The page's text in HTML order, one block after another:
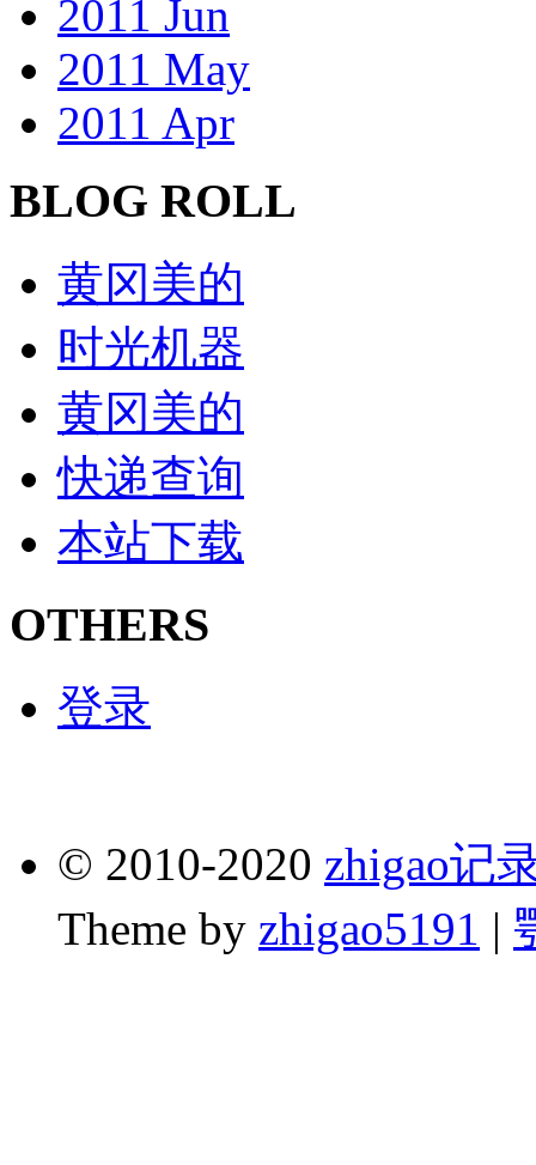
2011 Jun
2011 May
2011 Apr
BLOG ROLL
黄冈美的
时光机器
黄冈美的
快递查询
本站下载
OTHERS
登录
© 2010-2020 zhigao记
Theme by zhigao5191 |